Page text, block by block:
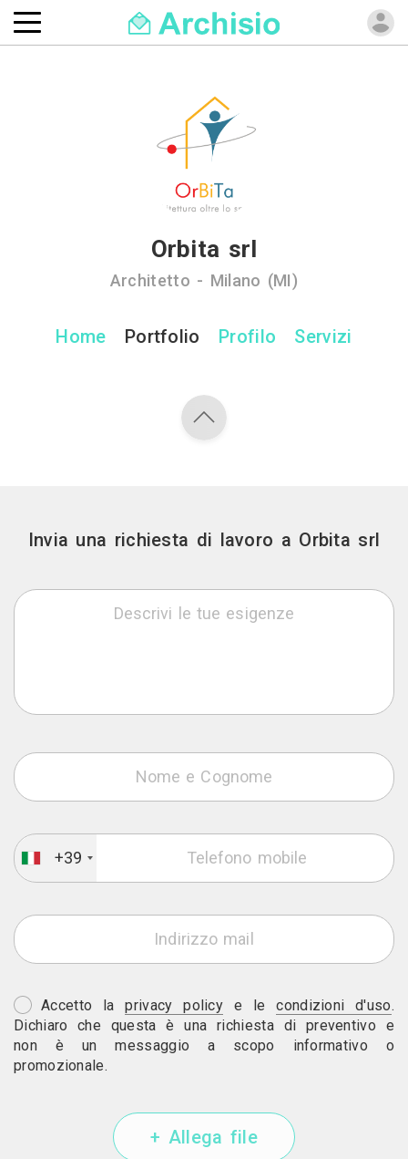
Orbita srl
Architetto - Milano (MI)
Home Portfolio Profilo Servizi
Invia una richiesta di lavoro a Orbita srl
+39
Accetto laprivacy policy e lecondizioni d'uso.
Dichiaro che questa è una richiesta di preventivo e
non è un messaggio a scopo informativo o
promozionale.
+ Allega file